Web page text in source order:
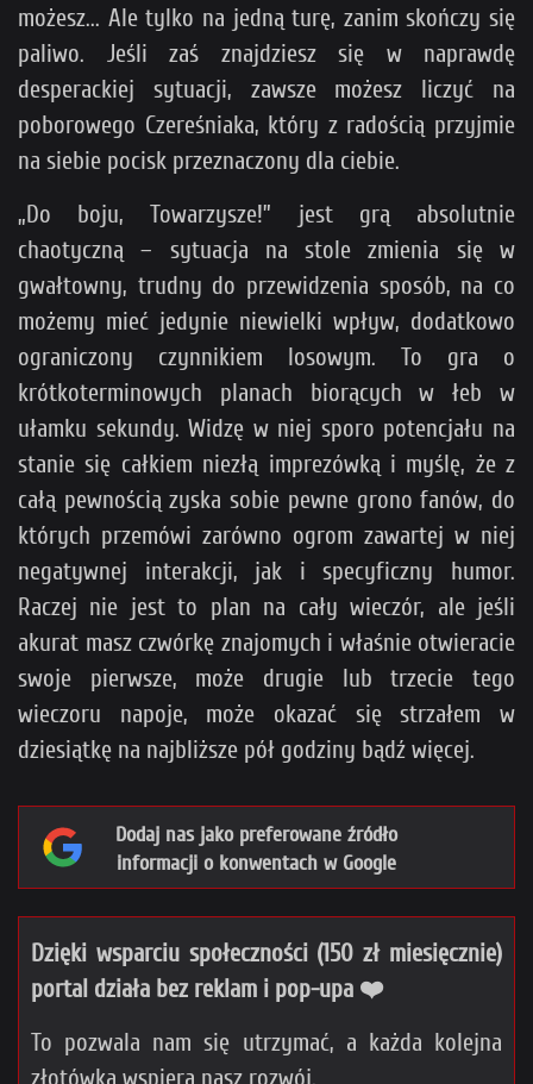
możesz... Ale tylko na jedną turę, zanim skończy się
paliwo. Jeśli zaś znajdziesz się w naprawdę
desperackiej sytuacji, zawsze możesz liczyć na
poborowego Czereśniaka, który z radością przyjmie
na siebie pocisk przeznaczony dla ciebie.
„Do boju, Towarzysze!” jest grą absolutnie
chaotyczną – sytuacja na stole zmienia się w
gwałtowny, trudny do przewidzenia sposób, na co
możemy mieć jedynie niewielki wpływ, dodatkowo
ograniczony czynnikiem losowym. To gra o
krótkoterminowych planach biorących w łeb w
ułamku sekundy. Widzę w niej sporo potencjału na
stanie się całkiem niezłą imprezówką i myślę, że z
całą pewnością zyska sobie pewne grono fanów, do
których przemówi zarówno ogrom zawartej w niej
negatywnej interakcji, jak i specyficzny humor.
Raczej nie jest to plan na cały wieczór, ale jeśli
akurat masz czwórkę znajomych i właśnie otwieracie
swoje pierwsze, może drugie lub trzecie tego
wieczoru napoje, może okazać się strzałem w
dziesiątkę na najbliższe pół godziny bądź więcej.
Dodaj nas jako preferowane źródło
informacji o konwentach w Google
Dzięki wsparciu społeczności (150 zł miesięcznie)
portal działa bez reklam i pop-upa ❤️
To pozwala nam się utrzymać, a każda kolejna
złotówka wspiera nasz rozwój.